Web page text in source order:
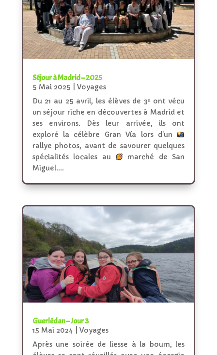
Séjour à Madrid – 2025
5 Mai 2025
Voyages
Du 21 au 25 avril, les élèves de 3ᵉ ont vécu
un séjour riche en découvertes à Madrid et
ses environs. Dès leur arrivée, ils ont
exploré la célèbre Gran Vía lors d’un
rallye photos, avant de savourer quelques
spécialités locales au
marché de San
Miguel....
Guerlédan – Jour 3
15 Mai 2024
Voyages
Après une soirée de liesse à la boum, les